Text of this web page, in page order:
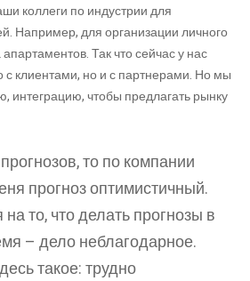
коллеги по индустрии для
Например, для организации личного
Так что сейчас у нас
с клиентами, но и с партнерами. Но мы
интеграцию, чтобы предлагать рынку
то по компании
прогноз оптимистичный.
то, что делать прогнозы в
– дело неблагодарное.
такое: трудно